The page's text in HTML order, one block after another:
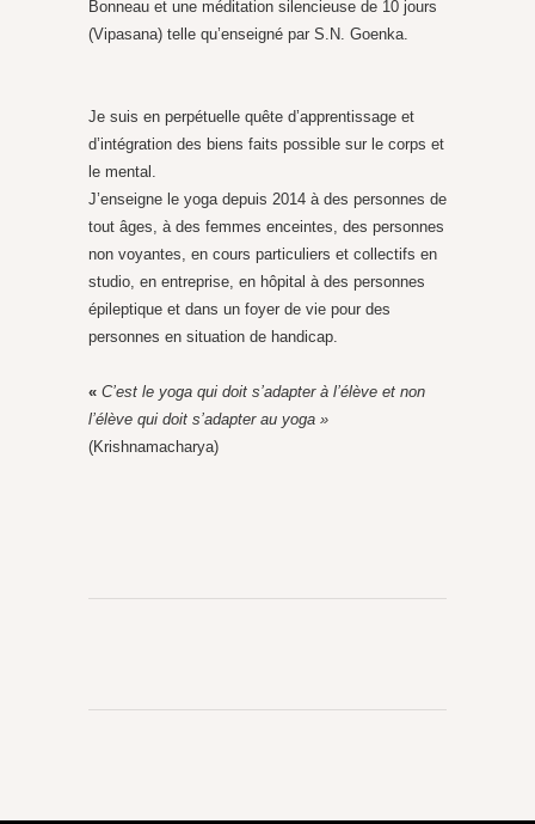
Bonneau et une méditation silencieuse de 10 jours
(Vipasana) telle qu’enseigné par S.N. Goenka.
Je suis en perpétuelle quête d’apprentissage et
d’intégration des biens faits possible sur le corps et
le mental.
J’enseigne le yoga depuis 2014 à des personnes de
tout âges, à des femmes enceintes, des personnes
non voyantes, en cours particuliers et collectifs en
studio, en entreprise, en hôpital à des personnes
épileptique et dans un foyer de vie pour des
personnes en situation de handicap.
« C’est le yoga qui doit s’adapter à l’élève et non
l’élève qui doit s’adapter au yoga »
(Krishnamacharya)